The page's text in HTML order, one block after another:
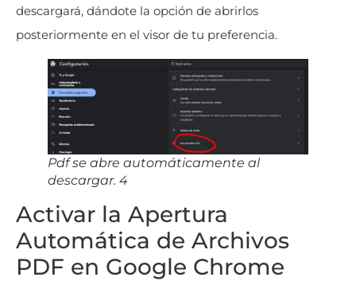
descargará, dándote la opción de abrirlos
posteriormente en el visor de tu preferencia.
Pdf se abre automáticamente al
descargar. 4
Activar la Apertura
Automática de Archivos
PDF en Google Chrome